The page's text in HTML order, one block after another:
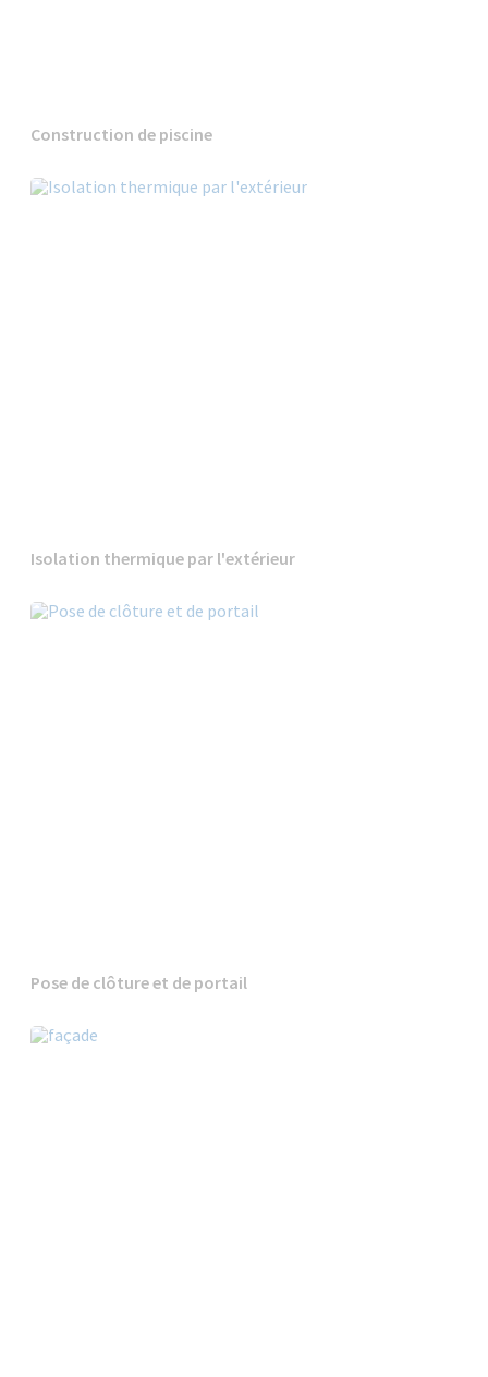
Construction de piscine
Isolation thermique par l'extérieur
Pose de clôture et de portail